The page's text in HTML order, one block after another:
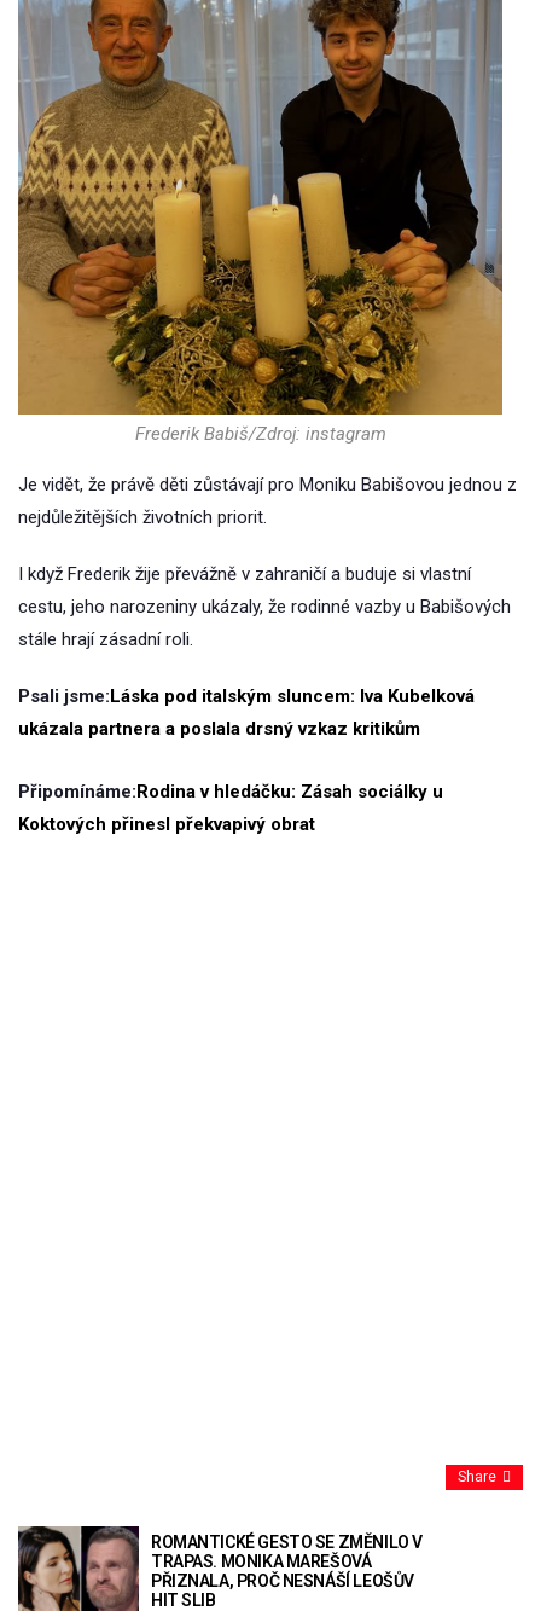
Frederik Babiš/Zdroj: instagram
Je vidět, že právě děti zůstávají pro Moniku Babišovou jednou z
nejdůležitějších životních priorit.
I když Frederik žije převážně v zahraničí a buduje si vlastní
cestu, jeho narozeniny ukázaly, že rodinné vazby u Babišových
stále hrají zásadní roli.
Psali jsme:Láska pod italským sluncem: Iva Kubelková
ukázala partnera a poslala drsný vzkaz kritikům
Připomínáme:Rodina v hledáčku: Zásah sociálky u
Koktových přinesl překvapivý obrat
Share
ROMANTICKÉ GESTO SE ZMĚNILO V
TRAPAS. MONIKA MAREŠOVÁ
PŘIZNALA, PROČ NESNÁŠÍ LEOŠŮV
HIT SLIB